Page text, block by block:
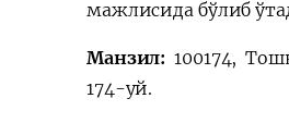
мажлисида бўлиб
Манзил:100174,
174-уй.